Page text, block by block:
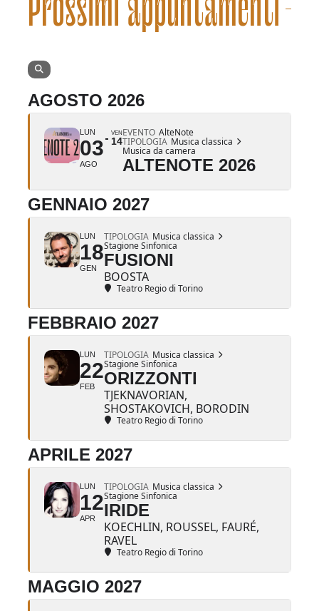
Prossimi appuntamenti
AGOSTO 2026
LUN
03
AGO
VEN
14
EVENTO AlteNote
TIPOLOGIA Musica classica
Musica da camera
ALTENOTE 2026
GENNAIO 2027
LUN
18
GEN
TIPOLOGIA Musica classica
Stagione Sinfonica
FUSIONI
BOOSTA
Teatro Regio di Torino
FEBBRAIO 2027
LUN
22
FEB
TIPOLOGIA Musica classica
Stagione Sinfonica
ORIZZONTI
TJEKNAVORIAN,
SHOSTAKOVICH, BORODIN
Teatro Regio di Torino
APRILE 2027
LUN
12
APR
TIPOLOGIA Musica classica
Stagione Sinfonica
IRIDE
KOECHLIN, ROUSSEL, FAURÉ,
RAVEL
Teatro Regio di Torino
MAGGIO 2027